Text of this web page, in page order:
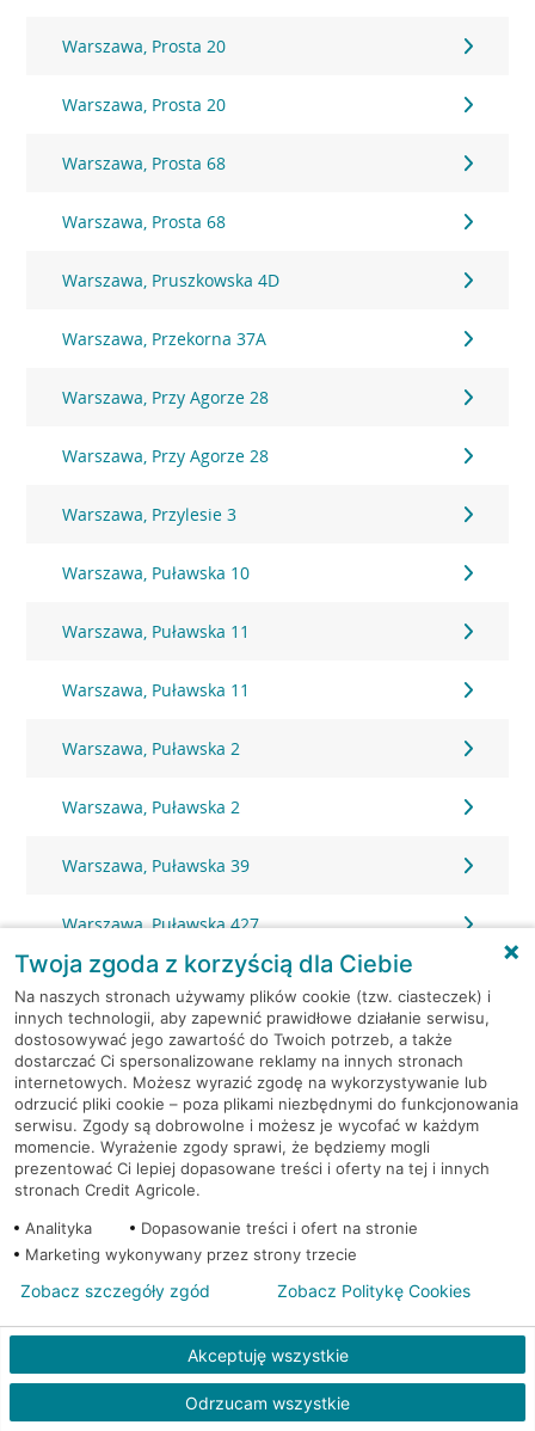
Warszawa, Prosta 20
Warszawa, Prosta 20
Warszawa, Prosta 68
Warszawa, Prosta 68
Warszawa, Pruszkowska 4D
Warszawa, Przekorna 37A
Warszawa, Przy Agorze 28
Warszawa, Przy Agorze 28
Warszawa, Przylesie 3
Warszawa, Puławska 10
Warszawa, Puławska 11
Warszawa, Puławska 11
Warszawa, Puławska 2
Warszawa, Puławska 2
Warszawa, Puławska 39
Warszawa, Puławska 427
Warszawa, Puławska 73/75
Warszawa, Racławicka 125
Warszawa, Rembielińska 7
Warszawa, Rondo Daszyńskiego 2
Warszawa, Rondo Daszyńskiego 2
Warszawa, Rondo Ignacego Daszyńskiego 2a
Warszawa, Rondo Ignacego Daszyńskiego 2a
Twoja zgoda z korzyścią dla Ciebie
Na naszych stronach używamy plików cookie (tzw. ciasteczek) i
innych technologii, aby zapewnić prawidłowe działanie serwisu,
dostosowywać jego zawartość do Twoich potrzeb, a także
dostarczać Ci spersonalizowane reklamy na innych stronach
internetowych. Możesz wyrazić zgodę na wykorzystywanie lub
odrzucić pliki cookie – poza plikami niezbędnymi do funkcjonowania
serwisu. Zgody są dobrowolne i możesz je wycofać w każdym
momencie. Wyrażenie zgody sprawi, że będziemy mogli
prezentować Ci lepiej dopasowane treści i oferty na tej i innych
stronach Credit Agricole.
Analityka
Dopasowanie treści i ofert na stronie
Marketing wykonywany przez strony trzecie
Akceptuję wszystkie
Odrzucam wszystkie
Zobacz szczegóły zgód Zobacz Politykę Cookies